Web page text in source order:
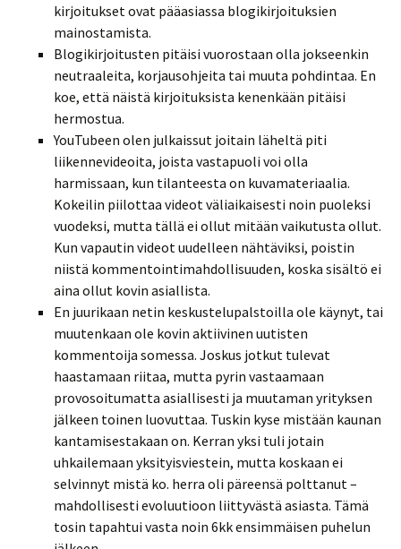
kirjoitukset ovat pääasiassa blogikirjoituksien
mainostamista.
Blogikirjoitusten pitäisi vuorostaan olla jokseenkin
neutraaleita, korjausohjeita tai muuta pohdintaa. En
koe, että näistä kirjoituksista kenenkään pitäisi
hermostua.
YouTubeen olen julkaissut joitain läheltä piti
liikennevideoita, joista vastapuoli voi olla
harmissaan, kun tilanteesta on kuvamateriaalia.
Kokeilin piilottaa videot väliaikaisesti noin puoleksi
vuodeksi, mutta tällä ei ollut mitään vaikutusta ollut.
Kun vapautin videot uudelleen nähtäviksi, poistin
niistä kommentointimahdollisuuden, koska sisältö ei
aina ollut kovin asiallista.
En juurikaan netin keskustelupalstoilla ole käynyt, tai
muutenkaan ole kovin aktiivinen uutisten
kommentoija somessa. Joskus jotkut tulevat
haastamaan riitaa, mutta pyrin vastaamaan
provosoitumatta asiallisesti ja muutaman yrityksen
jälkeen toinen luovuttaa. Tuskin kyse mistään kaunan
kantamisestakaan on. Kerran yksi tuli jotain
uhkailemaan yksityisviestein, mutta koskaan ei
selvinnyt mistä ko. herra oli päreensä polttanut –
mahdollisesti evoluutioon liittyvästä asiasta. Tämä
tosin tapahtui vasta noin 6kk ensimmäisen puhelun